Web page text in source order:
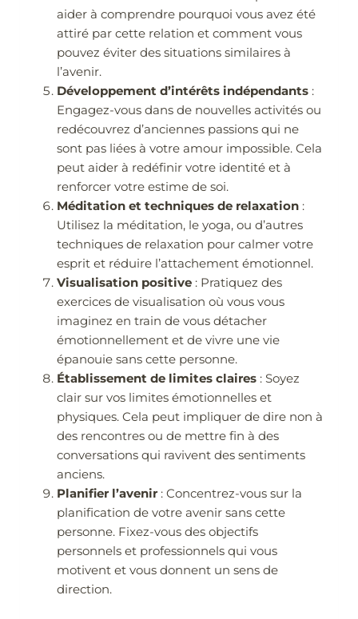
aider à comprendre pourquoi vous avez été
attiré par cette relation et comment vous
pouvez éviter des situations similaires à
l’avenir.
Développement d’intérêts indépendants :
Engagez-vous dans de nouvelles activités ou
redécouvrez d’anciennes passions qui ne
sont pas liées à votre amour impossible. Cela
peut aider à redéfinir votre identité et à
renforcer votre estime de soi.
Méditation et techniques de relaxation :
Utilisez la méditation, le yoga, ou d’autres
techniques de relaxation pour calmer votre
esprit et réduire l’attachement émotionnel.
Visualisation positive : Pratiquez des
exercices de visualisation où vous vous
imaginez en train de vous détacher
émotionnellement et de vivre une vie
épanouie sans cette personne.
Établissement de limites claires : Soyez
clair sur vos limites émotionnelles et
physiques. Cela peut impliquer de dire non à
des rencontres ou de mettre fin à des
conversations qui ravivent des sentiments
anciens.
Planifier l’avenir : Concentrez-vous sur la
planification de votre avenir sans cette
personne. Fixez-vous des objectifs
personnels et professionnels qui vous
motivent et vous donnent un sens de
direction.